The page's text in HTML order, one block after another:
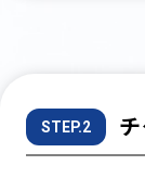
STEP.2